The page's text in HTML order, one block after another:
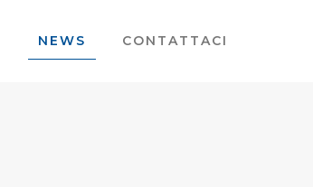
NEWS CONTATTACI